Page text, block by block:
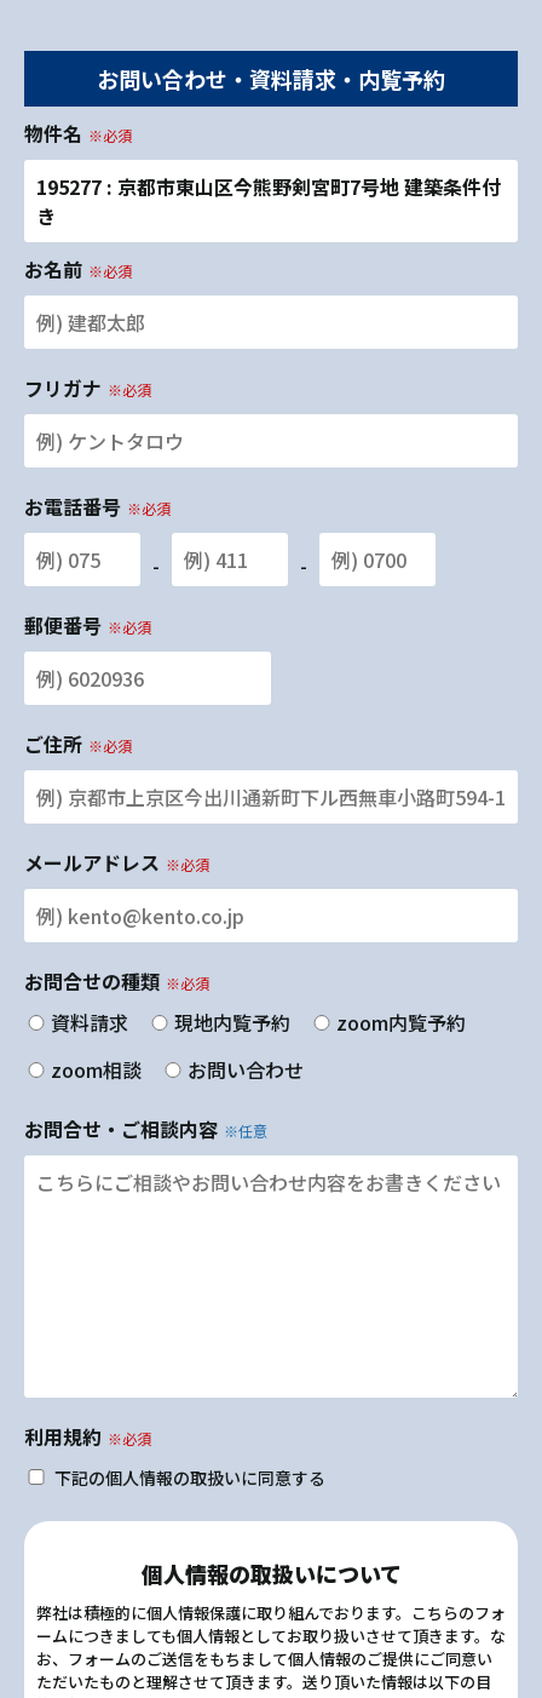
お問い合わせ・資料請求・内覧予約
物件名 ※必須
195277 : 京都市東山区今熊野剣宮町7号地 建築条件付
き
お名前 ※必須
フリガナ ※必須
お電話番号 ※必須
- -
郵便番号 ※必須
ご住所 ※必須
メールアドレス ※必須
お問合せの種類 ※必須
資料請求 現地内覧予約
zoom内覧予約
zoom相談
お問い合わせ
お問合せ・ご相談内容 ※任意
利用規約 ※必須
下記の個人情報の取扱いに同意する
個人情報の取扱いについて
弊社は積極的に個人情報保護に取り組んでおります。こちらのフォ
ームにつきましても個人情報としてお取り扱いさせて頂きます。な
お、フォームのご送信をもちまして個人情報のご提供にご同意い
ただいたものと理解させて頂きます。送り頂いた情報は以下の目